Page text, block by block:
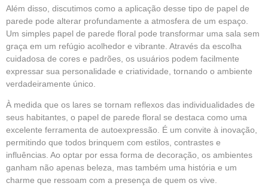
Além disso, discutimos como a aplicação desse tipo de papel de
parede pode alterar profundamente a atmosfera de um espaço.
Um simples papel de parede floral pode transformar uma sala sem
graça em um refúgio acolhedor e vibrante. Através da escolha
cuidadosa de cores e padrões, os usuários podem facilmente
expressar sua personalidade e criatividade, tornando o ambiente
verdadeiramente único.
À medida que os lares se tornam reflexos das individualidades de
seus habitantes, o papel de parede floral se destaca como uma
excelente ferramenta de autoexpressão. É um convite à inovação,
permitindo que todos brinquem com estilos, contrastes e
influências. Ao optar por essa forma de decoração, os ambientes
ganham não apenas beleza, mas também uma história e um
charme que ressoam com a presença de quem os vive.